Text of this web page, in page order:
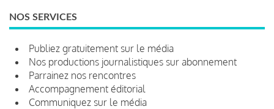
NOS SERVICES
Publiez gratuitement sur le média
Nos productions journalistiques sur abonnement
Parrainez nos rencontres
Accompagnement éditorial
Communiquez sur le média